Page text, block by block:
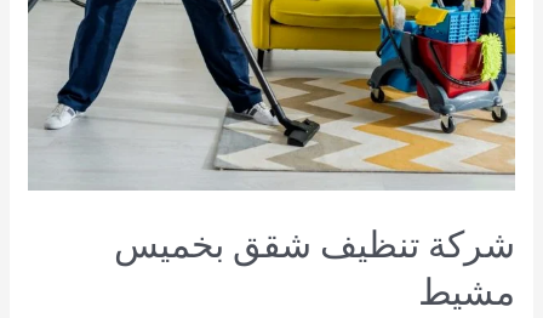
شركة تنظيف شقق بخميس
مشيط